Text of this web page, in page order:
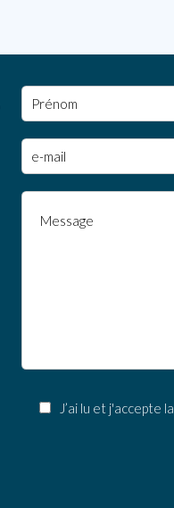
J’ai lu et j'accepte la